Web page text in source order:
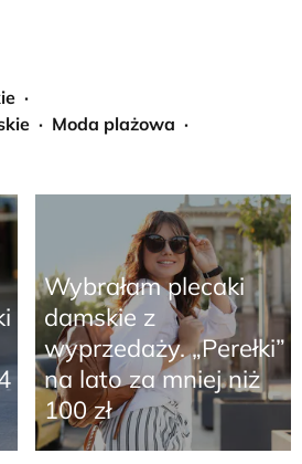
Moda plażowa
Wybrałam plecaki
damskie z
wyprzedaży. „Perełki”
na lato za mniej niż
100 zł